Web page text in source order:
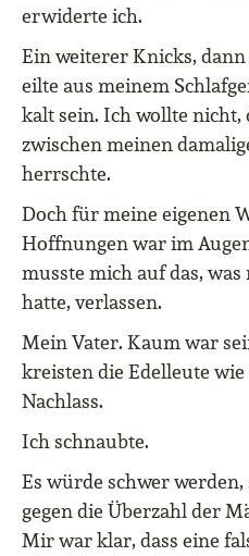
erwiderte ich.
Ein weiterer Knicks,
eilte aus meinem
kalt sein. Ich wollte nicht,
zwischen meinen
herrschte.
Doch für meine eigenen
Hoffnungen war im
musste mich auf das,
hatte, verlassen.
Mein Vater. Kaum war
kreisten die Edelleute
Nachlass.
Ich schnaubte.
Es würde schwer
gegen die Überzahl der
Mir war klar, dass eine